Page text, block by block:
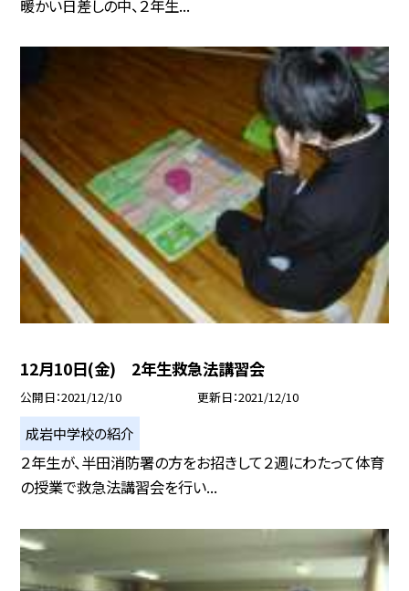
暖かい日差しの中、２年生...
12月10日(金) 2年生救急法講習会
公開日 2021/12/10 更新日 2021/12/10
成岩中学校の紹介
２年生が、半田消防署の方をお招きして２週にわたって体育
の授業で救急法講習会を行い...